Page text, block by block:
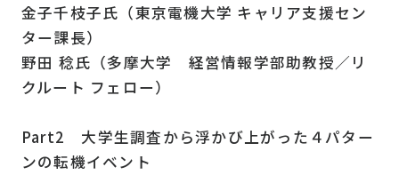
金子千枝子氏（東京電機大学 キャリア支援セン
ター課長）
野田 稔氏（多摩大学 経営情報学部助教授／リ
クルート フェロー）
Part2 大学生調査から浮かび上がった４パター
ンの転機イベント